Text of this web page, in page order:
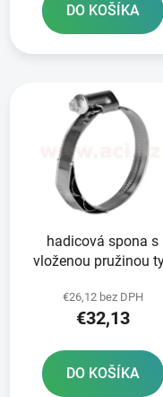
DO KOŠÍKA
hadicová spona s
vloženou pružinou
NORMACLAMP
WF - výroba Nemecko
€26,12 bez DPH
€32,13
DO KOŠÍKA